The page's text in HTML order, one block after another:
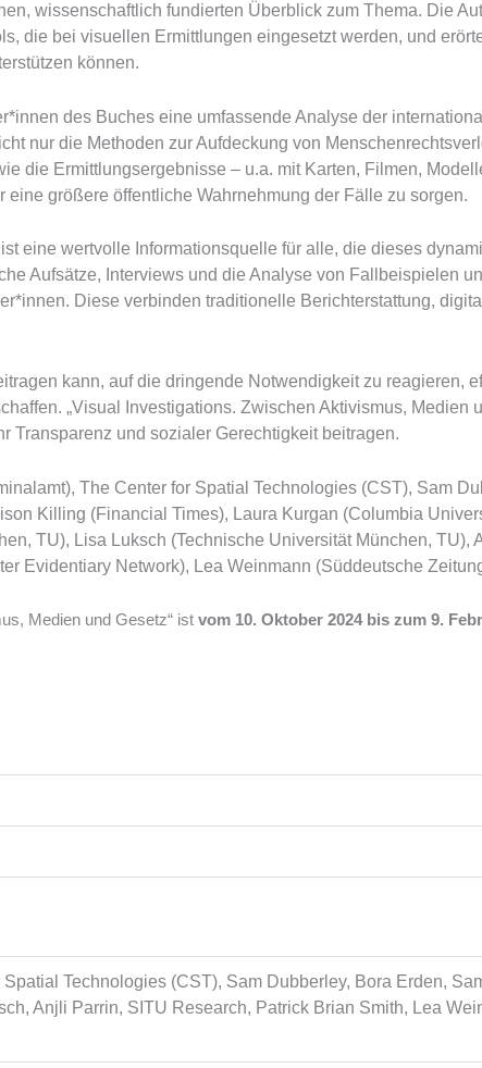
wissenschaftlich fundierten Überblick zum Thema. Die
die bei visuellen Ermittlungen eingesetzt werden, und
können.
des Buches eine umfassende Analyse der
nur die Methoden zur Aufdeckung von
die Ermittlungsergebnisse – u.a. mit Karten, Filmen,
größere öffentliche Wahrnehmung der Fälle zu sorgen.
eine wertvolle Informationsquelle für alle, die dieses
Aufsätze, Interviews und die Analyse von Fallbeispielen
Diese verbinden traditionelle Berichterstattung,
kann, auf die dringende Notwendigkeit zu reagieren,
„Visual Investigations. Zwischen Aktivismus, Medien
Transparenz und sozialer Gerechtigkeit beitragen.
The Center for Spatial Technologies (CST), Sam
Killing (Financial Times), Laura Kurgan (Columbia
TU), Lisa Luksch (Technische Universität München, TU),
Evidentiary Network), Lea Weinmann (Süddeutsche
Medien und Gesetz“ ist vom 10. Oktober 2024 bis zum 9.
Technologies (CST), Sam Dubberley, Bora Erden,
Anjli Parrin, SITU Research, Patrick Brian Smith, Lea